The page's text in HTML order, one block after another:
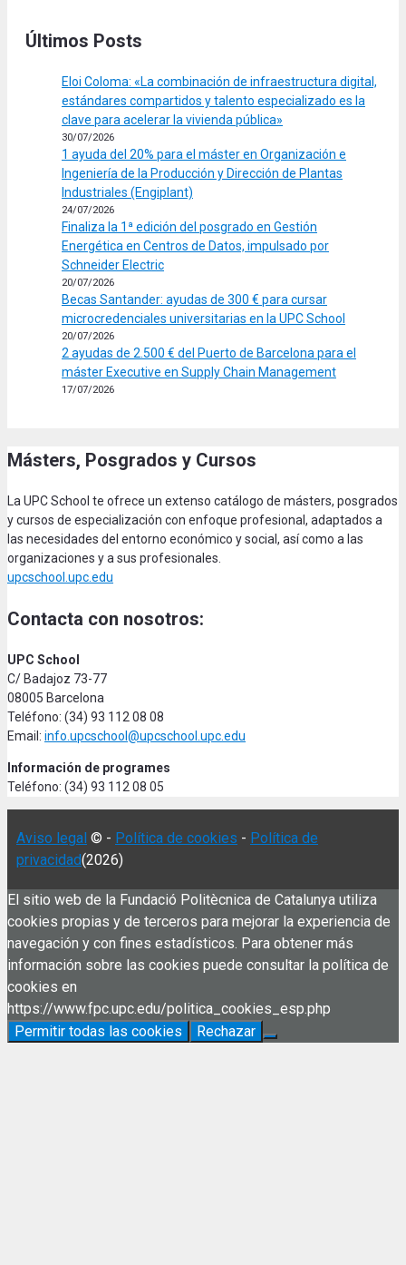
Últimos Posts
Eloi Coloma: «La combinación de infraestructura digital,
estándares compartidos y talento especializado es la
clave para acelerar la vivienda pública»
30/07/2026
1 ayuda del 20% para el máster en Organización e
Ingeniería de la Producción y Dirección de Plantas
Industriales (Engiplant)
24/07/2026
Finaliza la 1ª edición del posgrado en Gestión
Energética en Centros de Datos, impulsado por
Schneider Electric
20/07/2026
Becas Santander: ayudas de 300 € para cursar
microcredenciales universitarias en la UPC School
20/07/2026
2 ayudas de 2.500 € del Puerto de Barcelona para el
máster Executive en Supply Chain Management
17/07/2026
Másters, Posgrados y Cursos
La UPC School te ofrece un extenso catálogo de másters, posgrados
y cursos de especialización con enfoque profesional, adaptados a
las necesidades del entorno económico y social, así como a las
organizaciones y a sus profesionales.
upcschool.upc.edu
Contacta con nosotros:
UPC School
C/ Badajoz 73-77
08005 Barcelona
Teléfono: (34) 93 112 08 08
Email: info.upcschool@upcschool.upc.edu
Información de programes
Teléfono: (34) 93 112 08 05
Aviso legal © - Política de cookies - Política de
privacidad(2026)
El sitio web de la Fundació Politècnica de Catalunya utiliza
cookies propias y de terceros para mejorar la experiencia de
navegación y con fines estadísticos. Para obtener más
información sobre las cookies puede consultar la política de
cookies en
https://www.fpc.upc.edu/politica_cookies_esp.php
Permitir todas las cookies
Rechazar